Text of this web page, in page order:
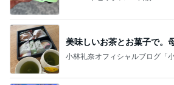
美味しいお茶とお菓子で。
小林礼奈オフィシャルブログ「